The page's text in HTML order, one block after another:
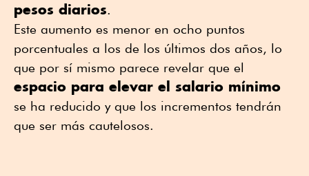
pesos diarios.
Este aumento es menor en ocho puntos
porcentuales a los de los últimos dos años, lo
que por sí mismo parece revelar que el
espacio para elevar el salario mínimo
se ha reducido y que los incrementos tendrán
que ser más cautelosos.